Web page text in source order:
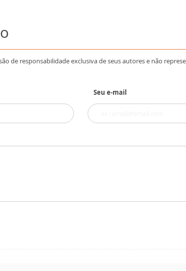
de responsabilidade exclusiva de seus autores e não
Seu e-mail